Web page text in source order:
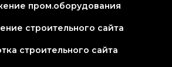
пром.оборудования
строительного сайта
строительного сайта